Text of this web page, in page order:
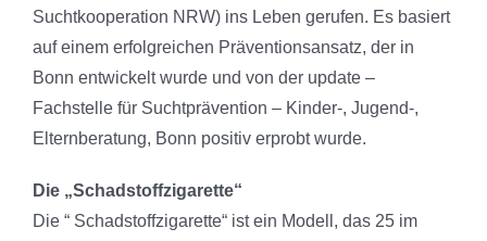
Suchtkooperation NRW) ins Leben gerufen. Es basiert
auf einem erfolgreichen Präventionsansatz, der in
Bonn entwickelt wurde und von der update –
Fachstelle für Suchtprävention – Kinder-, Jugend-,
Elternberatung, Bonn positiv erprobt wurde.
Die „Schadstoffzigarette“
Die “ Schadstoffzigarette“ ist ein Modell, das 25 im